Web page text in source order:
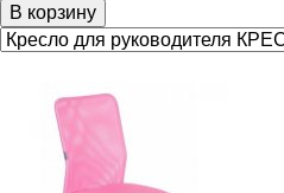
В корзину